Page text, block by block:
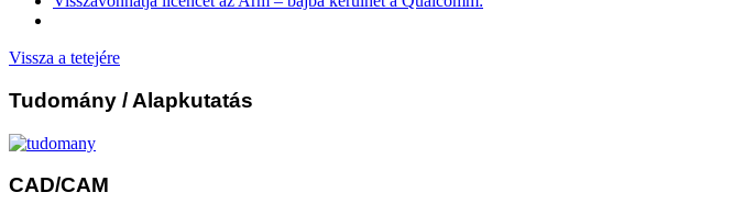
Vissza a tetejére
Tudomány / Alapkutatás
CAD/CAM